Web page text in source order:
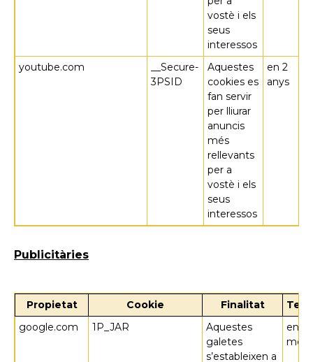
vostè i els
seus
interessos
youtube.com
__Secure-
3PSID
Aquestes
cookies es
fan servir
per lliurar
anuncis
més
rellevants
per a
vostè i els
seus
interessos
en 2
anys
Publicitàries
Propietat Cookie Finalitat
google.com
1P_JAR
Aquestes
galetes
s’estableixen a
en
mes